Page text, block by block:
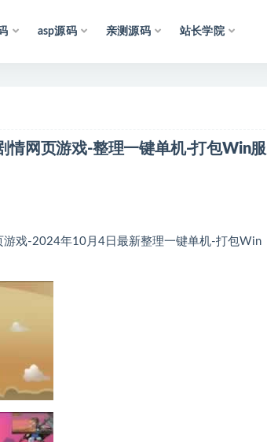
asp源码 亲测源码 站长学院
情网页游戏-整理一键单机-打包Win服
游戏-2024年10月4日最新整理一键单机-打包Win